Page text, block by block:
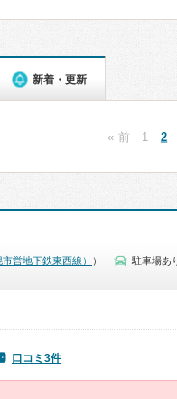
新着・更新
« 前 1 2
営地下鉄東西線） ）
駐車場あ
口コミ3件